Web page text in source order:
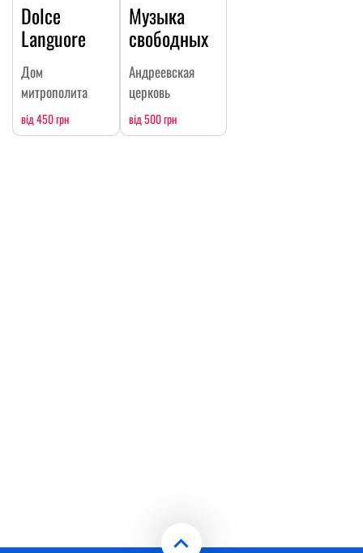
Dolce
Languore
Дом
митрополита
від 450 грн
Музыка
свободных
Андреевская
церковь
від 500 грн